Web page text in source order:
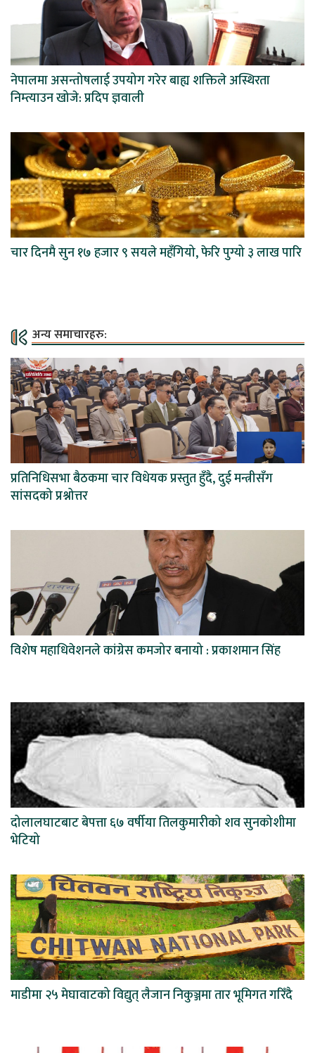
नेपालमा असन्तोषलाई उपयोग गरेर बाह्य शक्तिले अस्थिरता
निम्त्याउन खोजे: प्रदिप ज्ञवाली
चार दिनमै सुन १७ हजार ९ सयले महँगियो, फेरि पुग्यो ३ लाख पारि
अन्य समाचारहरु:
प्रतिनिधिसभा बैठकमा चार विधेयक प्रस्तुत हुँदै, दुई मन्त्रीसँग
सांसदको प्रश्नोत्तर
विशेष महाधिवेशनले कांग्रेस कमजोर बनायो : प्रकाशमान सिंह
दोलालघाटबाट बेपत्ता ६७ वर्षीया तिलकुमारीको शव सुनकोशीमा
भेटियो
माडीमा २५ मेघावाटको विद्युत् लैजान निकुञ्जमा तार भूमिगत गरिँदै